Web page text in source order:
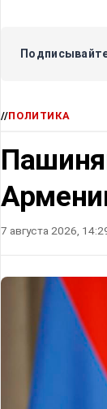
//ПОЛИТИКА
7 августа 2026,